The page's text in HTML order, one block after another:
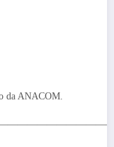
da ANACOM.